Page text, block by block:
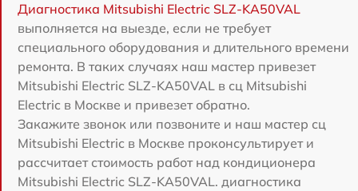
Диагностика Mitsubishi Electric SLZ-KA50VAL
выполняется на выезде, если не требует
специального оборудования и длительного времени
ремонта. В таких случаях наш мастер привезет
Mitsubishi Electric SLZ-KA50VAL в сц Mitsubishi
Electric в Москве и привезет обратно.
Закажите звонок или позвоните и наш мастер сц
Mitsubishi Electric в Москве проконсультирует и
рассчитает стоимость работ над кондиционера
Mitsubishi Electric SLZ-KA50VAL. диагностика